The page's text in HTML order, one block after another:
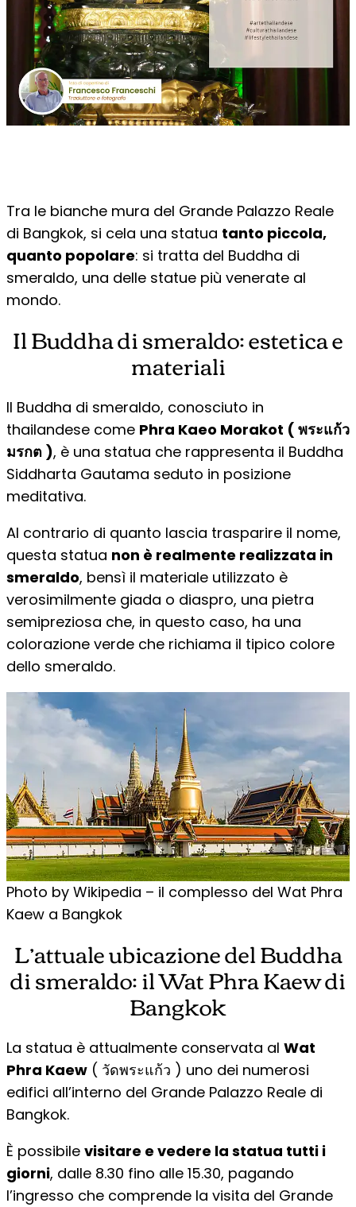
Tra le bianche mura del Grande Palazzo Reale
di Bangkok, si cela una statua tanto piccola,
quanto popolare: si tratta del Buddha di
smeraldo, una delle statue più venerate al
mondo.
Il Buddha di smeraldo: estetica e
materiali
Il Buddha di smeraldo, conosciuto in
thailandese come Phra Kaeo Morakot ( พระแก้ว
มรกต ), è una statua che rappresenta il Buddha
Siddharta Gautama seduto in posizione
meditativa.
Al contrario di quanto lascia trasparire il nome,
questa statua non è realmente realizzata in
smeraldo, bensì il materiale utilizzato è
verosimilmente giada o diaspro, una pietra
semipreziosa che, in questo caso, ha una
colorazione verde che richiama il tipico colore
dello smeraldo.
Photo by Wikipedia – il complesso del Wat Phra
Kaew a Bangkok
L’attuale ubicazione del Buddha
di smeraldo: il Wat Phra Kaew di
Bangkok
La statua è attualmente conservata al Wat
Phra Kaew ( วัดพระแก้ว ) uno dei numerosi
edifici all’interno del Grande Palazzo Reale di
Bangkok.
È possibile visitare e vedere la statua tutti i
giorni, dalle 8.30 fino alle 15.30, pagando
l’ingresso che comprende la visita del Grande